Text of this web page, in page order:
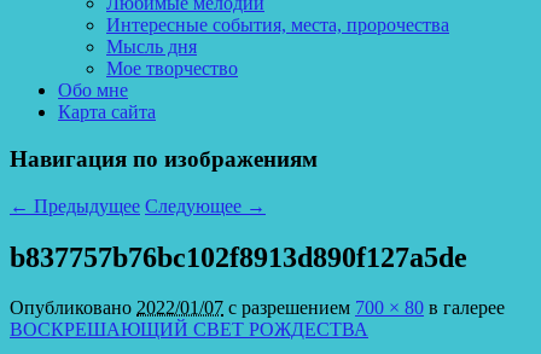
Интересные события, места, пророчества
Мысль дня
Мое творчество
Обо мне
Карта сайта
Навигация по изображениям
← Предыдущее Следующее →
b837757b76bc102f8913d890f127a5de
Опубликовано 2022/01/07 с разрешением 700 × 80 в галерее
ВОСКРЕШАЮЩИЙ СВЕТ РОЖДЕСТВА